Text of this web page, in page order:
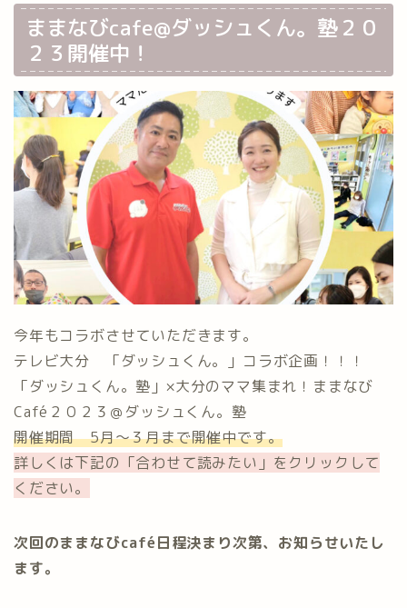
ままなびcafe@ダッシュくん。塾２０
２３開催中！
今年もコラボさせていただきます。
テレビ大分 「ダッシュくん。」コラボ企画！！！
「ダッシュくん。塾」×大分のママ集まれ！ままなび
Café２０２３＠ダッシュくん。塾
開催期間 5月〜３月まで開催中です。
詳しくは下記の「合わせて読みたい」をクリックして
ください。
次回のままなびcafé日程決まり次第、お知らせいたし
ます。